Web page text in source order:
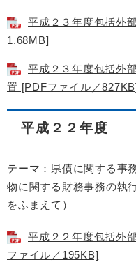
平成２３年度包括外
1.68MB]
平成２３年度包括外
置 [PDFファイル／
平成２２年度
テーマ：県債に関する事
物に関する財務事務の執
をふまえて）
平成２２年度包括外
ファイル／195KB]